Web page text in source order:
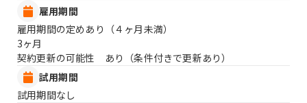
雇用期間
雇用期間の定めあり（４ヶ月未満）
3ヶ月
契約更新の可能性 あり（条件付きで更新あり）
試用期間
試用期間なし